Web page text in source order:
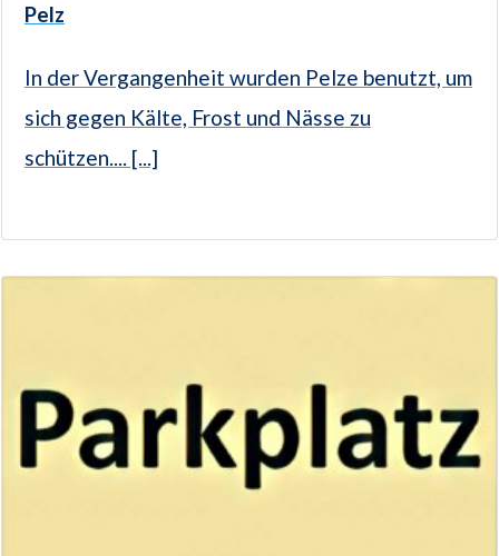
Pelz
In der Vergangenheit wurden Pelze benutzt, um
sich gegen Kälte, Frost und Nässe zu
schützen.... [...]